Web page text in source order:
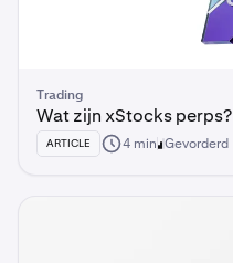
Trading
Wat zijn xStocks perps?
ARTICLE 4 min Gevorderd